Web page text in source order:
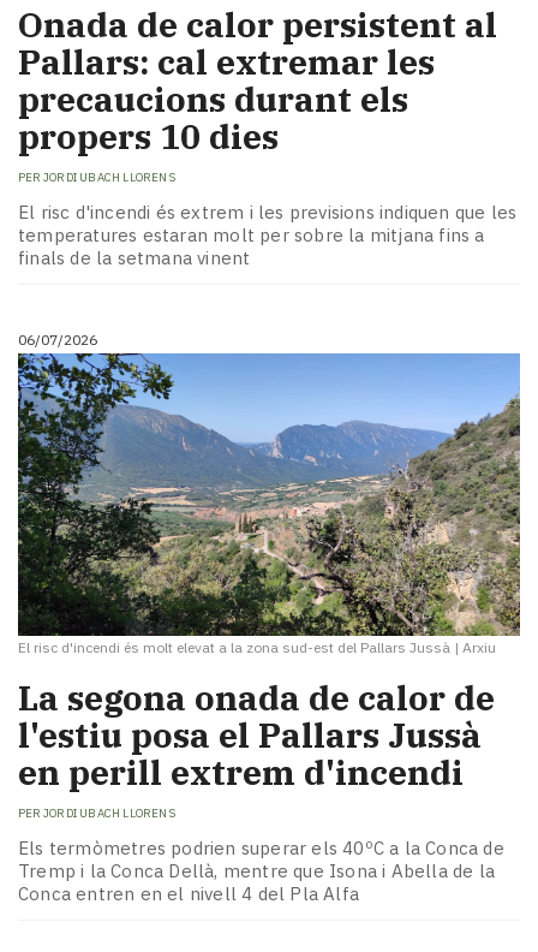
Onada de calor persistent al
Pallars: cal extremar les
precaucions durant els
propers 10 dies
PER JORDI UBACH LLORENS
El risc d'incendi és extrem i les previsions indiquen que les
temperatures estaran molt per sobre la mitjana fins a
finals de la setmana vinent
06/07/2026
El risc d'incendi és molt elevat a la zona sud-est del Pallars Jussà | Arxiu
La segona onada de calor de
l'estiu posa el Pallars Jussà
en perill extrem d'incendi
PER JORDI UBACH LLORENS
Els termòmetres podrien superar els 40ºC a la Conca de
Tremp i la Conca Dellà, mentre que Isona i Abella de la
Conca entren en el nivell 4 del Pla Alfa